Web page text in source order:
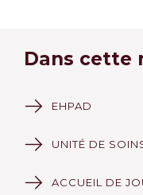
Dans cette
EHPAD
UNITÉ DE
ACCUEIL DE